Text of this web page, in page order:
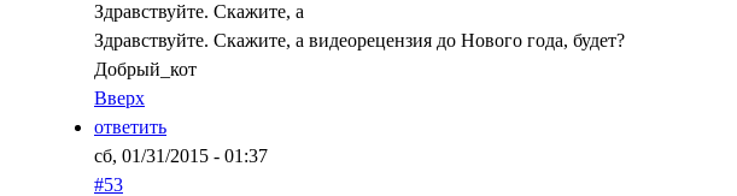
Здравствуйте. Скажите, а
Здравствуйте. Скажите, а видеорецензия до Нового года, будет?
Добрый_кот
Вверх
ответить
сб, 01/31/2015 - 01:37
#53